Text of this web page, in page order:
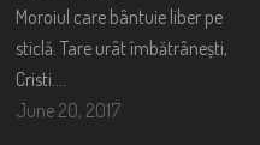
Moroiul care bântuie liber pe
sticlă. Tare urât îmbătrânești,
Cristi….
June 20, 2017